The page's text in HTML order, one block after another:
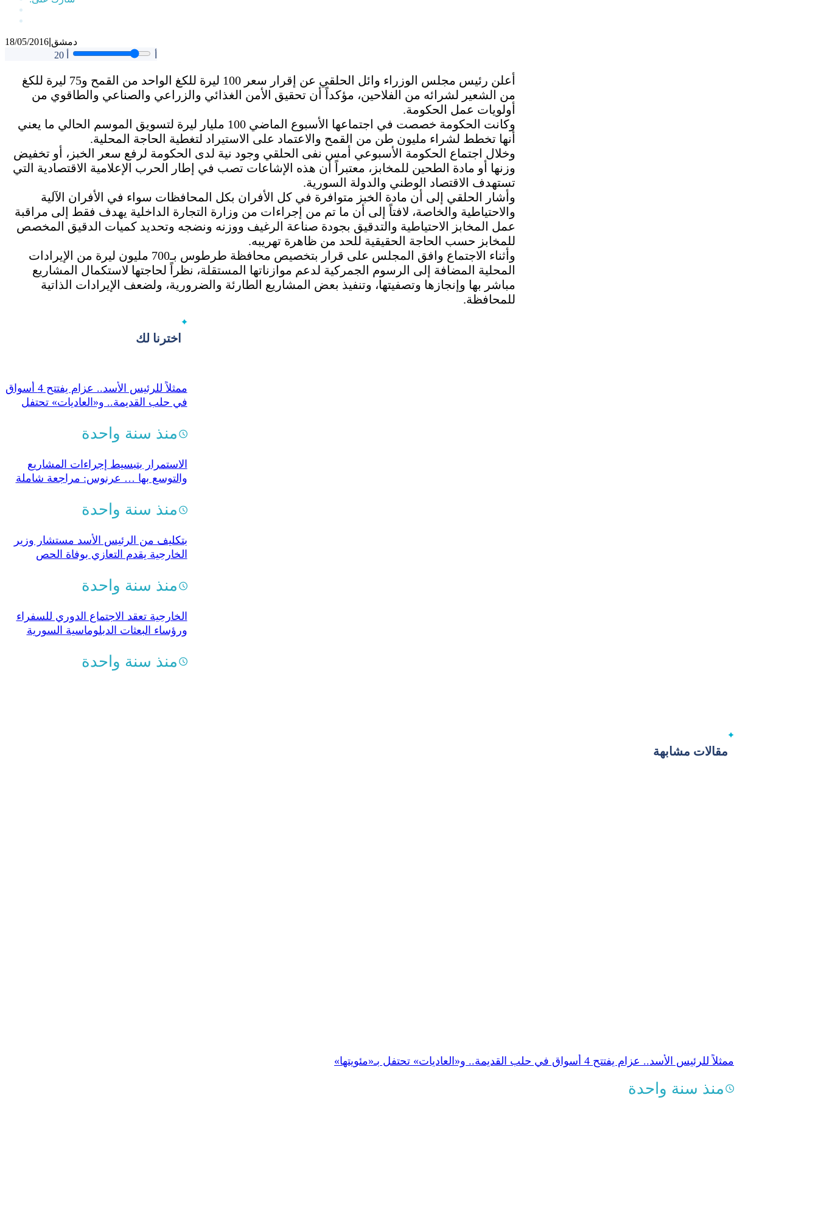
18/05/2016 دمشق
20
أعلن رئيس مجلس الوزراء وائل الحلقي عن إقرار سعر 100 ليرة للكغ الواحد من القمح و75 ليرة للكغ
من الشعير لشرائه من الفلاحين، مؤكداً أن تحقيق الأمن الغذائي والزراعي والصناعي والطاقوي من
أولويات عمل الحكومة.
وكانت الحكومة خصصت في اجتماعها الأسبوع الماضي 100 مليار ليرة لتسويق الموسم الحالي ما يعني
أنها تخطط لشراء مليون طن من القمح والاعتماد على الاستيراد لتغطية الحاجة المحلية.
وخلال اجتماع الحكومة الأسبوعي أمس نفى الحلقي وجود نية لدى الحكومة لرفع سعر الخبز، أو تخفيض
وزنها أو مادة الطحين للمخابز، معتبراً أن هذه الإشاعات تصب في إطار الحرب الإعلامية الاقتصادية التي
تستهدف الاقتصاد الوطني والدولة السورية.
وأشار الحلقي إلى أن مادة الخبز متوافرة في كل الأفران بكل المحافظات سواء في الأفران الآلية
والاحتياطية والخاصة، لافتاً إلى أن ما تم من إجراءات من وزارة التجارة الداخلية يهدف فقط إلى مراقبة
عمل المخابز الاحتياطية والتدقيق بجودة صناعة الرغيف ووزنه ونضجه وتحديد كميات الدقيق المخصص
للمخابز حسب الحاجة الحقيقية للحد من ظاهرة تهريبه.
وأثناء الاجتماع وافق المجلس على قرار بتخصيص محافظة طرطوس بـ700 مليون ليرة من الإيرادات
المحلية المضافة إلى الرسوم الجمركية لدعم موازناتها المستقلة، نظراً لحاجتها لاستكمال المشاريع
مباشر بها وإنجازها وتصفيتها، وتنفيذ بعض المشاريع الطارئة والضرورية، ولضعف الإيرادات الذاتية
للمحافظة.
اخترنا لك
ممثلاً للرئيس الأسد.. عزام يفتتح 4 أسواق
في حلب القديمة.. و«العاديات» تحتفل
منذ سنة واحدة
الاستمرار بتبسيط إجراءات المشاريع
والتوسع بها … عرنوس: مراجعة شاملة
منذ سنة واحدة
بتكليف من الرئيس الأسد مستشار وزير
الخارجية يقدم التعازي بوفاة الحص
منذ سنة واحدة
الخارجية تعقد الاجتماع الدوري للسفراء
ورؤساء البعثات الدبلوماسية السورية
منذ سنة واحدة
مقالات مشابهة
ممثلاً للرئيس الأسد.. عزام يفتتح 4 أسواق في حلب القديمة.. و«العاديات» تحتفل بـ«مئويتها»
منذ سنة واحدة